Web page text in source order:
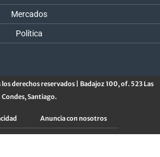
Mercados
Política
derechos reservados | Badajoz 100, of. 523 Las
Condes, Santiago.
Anuncia con nosotros